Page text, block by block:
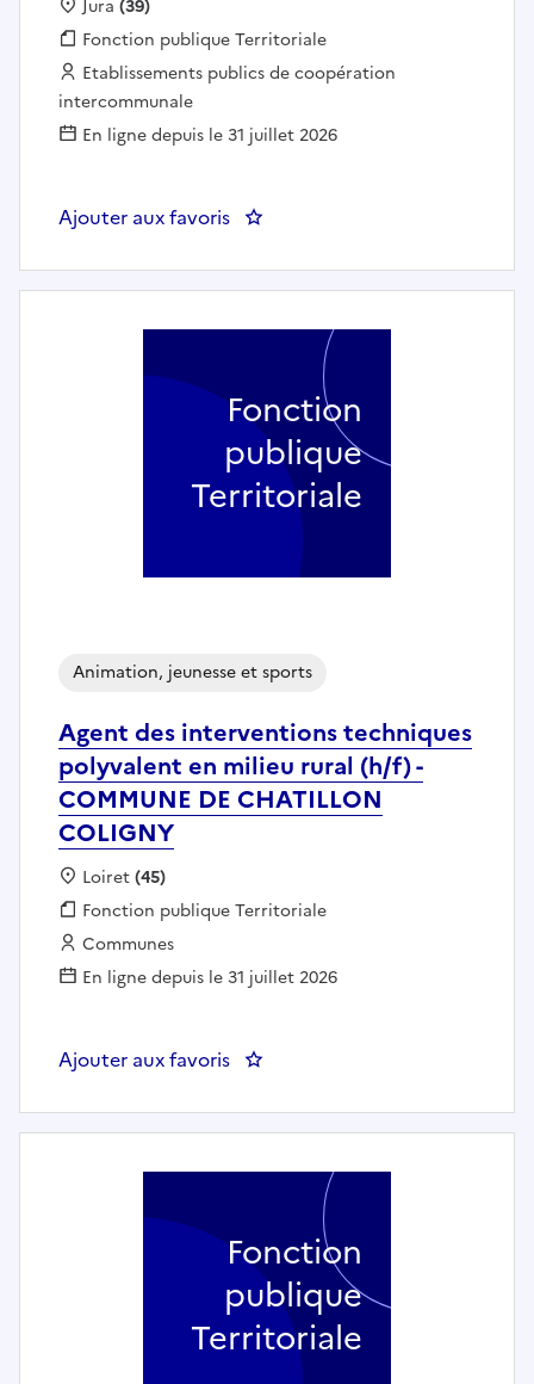
Localisation :
Jura (39)
Fonction publique :
Fonction publique Territoriale
Employeur :
Etablissements publics de coopération
intercommunale
En ligne depuis le 31 juillet 2026
Ajouter aux favoris : Directeur adjoint périscolaire -
Agent des interventions techniques
polyvalent en milieu rural (h/f) -
COMMUNE DE CHATILLON
COLIGNY
Animation, jeunesse et sports
Localisation :
Loiret(45)
Fonction publique :
Fonction publique Territoriale
Employeur :
Communes
En ligne depuis le 31 juillet 2026
Ajouter aux favoris : Agent des interventions
Fonction
publique
Territoriale
Fonction
publique
Territoriale